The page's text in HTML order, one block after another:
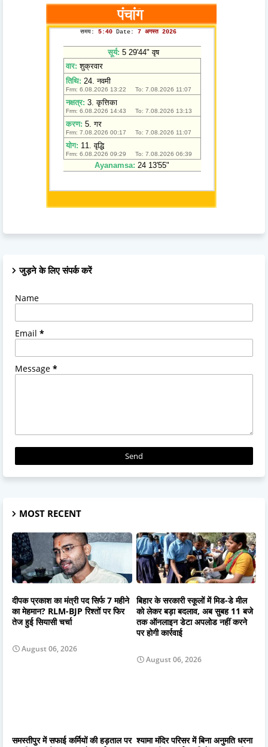
जुड़ने के लिए संपर्क करें
Name
Email *
Message *
MOST RECENT
दीपक प्रकाश का मंत्री पद सिर्फ 7 महीने
का मेहमान? RLM-BJP रिश्तों पर फिर
तेज हुई सियासी चर्चा
August 06, 2026
बिहार के सरकारी स्कूलों में मिड-डे मील
को लेकर बड़ा बदलाव, अब सुबह 11 बजे
तक ऑनलाइन डेटा अपलोड नहीं करने
पर होगी कार्रवाई
August 06, 2026
समस्तीपुर में सफाई कर्मियों की हड़ताल पर श्यामा मंदिर परिसर में बिना अनुमति धरना